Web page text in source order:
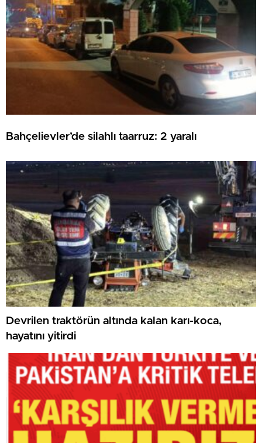
Bahçelievler’de silahlı taarruz: 2 yaralı
Devrilen traktörün altında kalan karı-koca,
hayatını yitirdi